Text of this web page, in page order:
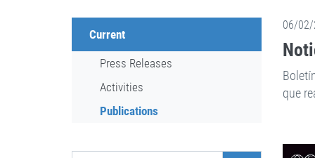
Current
Press Releases
Activities
Publications
06/
que